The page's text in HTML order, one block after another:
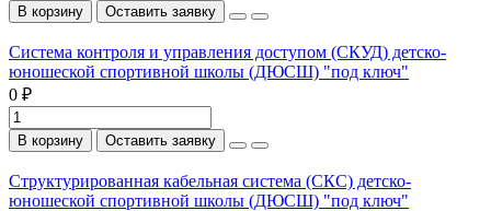
В корзину Оставить заявку
Система контроля и управления доступом (СКУД) детско-
юношеской спортивной школы (ДЮСШ) "под ключ"
0 ₽
В корзину Оставить заявку
Структурированная кабельная система (СКС) детско-
юношеской спортивной школы (ДЮСШ) "под ключ"